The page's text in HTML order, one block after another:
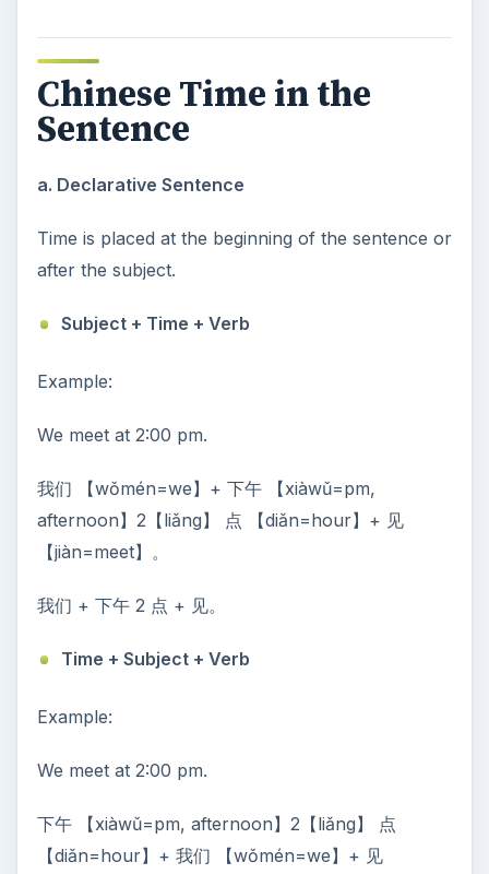
Chinese Time in the
Sentence
a. Declarative Sentence
Time is placed at the beginning of the sentence or
after the subject.
Subject + Time + Verb
Example:
We meet at 2:00 pm.
我们 【wǒmén=we】+ 下午 【xiàwǔ=pm,
afternoon】2【liǎng】 点 【diǎn=hour】+ 见
【jiàn=meet】。
我们 + 下午 2 点 + 见。
Time + Subject + Verb
Example:
We meet at 2:00 pm.
下午 【xiàwǔ=pm, afternoon】2【liǎng】 点
【diǎn=hour】+ 我们 【wǒmén=we】+ 见